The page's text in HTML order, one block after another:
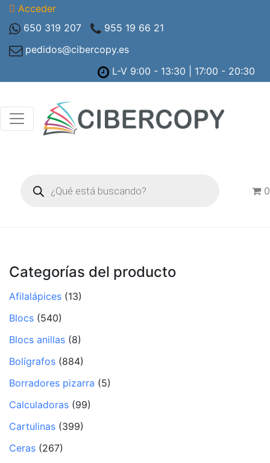
Acceder
650 319 207
955 19 66 21
pedidos@cibercopy.es
L-V 9:00 - 13:30 | 17:00 - 20:30
productos
0
Categorías del producto
Afilalápices (13)
Blocs (540)
Blocs anillas (8)
Bolígrafos (884)
Borradores pizarra (5)
Calculadoras (99)
Cartulinas (399)
Ceras (267)